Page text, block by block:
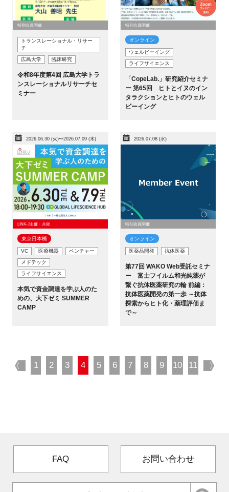
特別会員開催
トランスレーショナル・リサー
チ
広島大学
臨床研究
令和8年度第4回 広島大学トラ
ンスレーショナルリサーチセ
ミナー
特別会員開催
オンライン
ウェルビーイング
ライフサイエンス
「CopeLab.」研究紹介セミナ
ー 第65回 ヒトとイヌのイン
タラクションとヒトのウェル
ビーイング
2026.06.30 (火)〜2026.07.09 (木)
LINK-J主催・共催
東京日本橋​
VC 医療機器
ベンチャー
メドテック
ライフサイエンス
本気で資金調達を学ぶ人のた
めの、大下ゼミ SUMMER
CAMP
2026.07.08 (水)
特別会員開催
オンライン
医薬品開発 抗体医薬
第77回 WAKO Web受託セミナ
ー 富士フイルム和光純薬が
繋ぐ抗体医薬研究の輪 前編：
抗体医薬開発の第一歩 ～抗体
探索からヒト化・薬理評価ま
で～
prev
1 2 3 4 5 6 7 8 9 10 11
FAQ お問い合わせ